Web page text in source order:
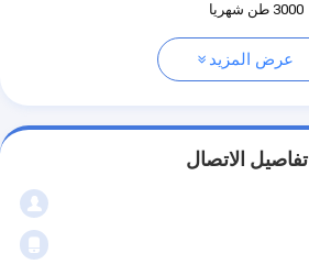
3000 طن شهريا
عرض المزيد
تفاصيل الاتصال